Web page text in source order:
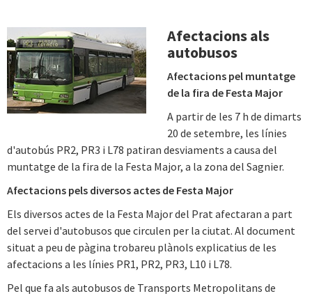
Afectacions als
autobusos
Afectacions pel muntatge
de la fira de Festa Major
A partir de les 7 h de dimarts
20 de setembre, les línies
d'autobús PR2, PR3 i L78 patiran desviaments a causa del
muntatge de la fira de la Festa Major, a la zona del Sagnier.
Afectacions pels diversos actes de Festa Major
Els diversos actes de la Festa Major del Prat afectaran a part
del servei d'autobusos que circulen per la ciutat. Al document
situat a peu de pàgina trobareu plànols explicatius de les
afectacions a les línies PR1, PR2, PR3, L10 i L78.
Pel que fa als autobusos de Transports Metropolitans de